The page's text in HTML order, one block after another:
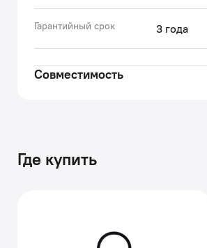
года.
(с) Авторский текст, октябрь, 2022
Гарантийный срок 3 года
Совместимость
Где купить